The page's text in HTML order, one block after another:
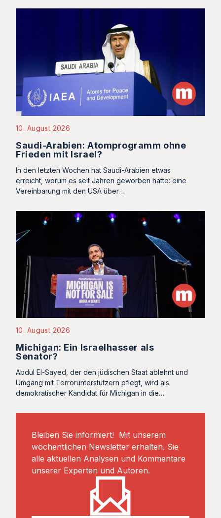
10. August 2026
Saudi-Arabien: Atomprogramm ohne
Frieden mit Israel?
In den letzten Wochen hat Saudi-Arabien etwas
erreicht, worum es seit Jahren geworben hatte: eine
Vereinbarung mit den USA über…
10. August 2026
Michigan: Ein Israelhasser als
Senator?
Abdul El-Sayed, der den jüdischen Staat ablehnt und
Umgang mit Terrorunterstützern pflegt, wird als
demokratischer Kandidat für Michigan in die…
Bleiben Sie informiert! Mit unserem
wöchentlichen Newsletter erhalten. Sie
alle aktuellen Analysen und Kommentare
unserer Experten und Autoren.